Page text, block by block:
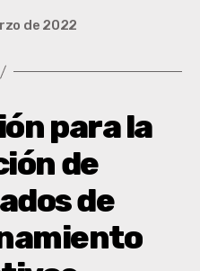
de 2022
para la
de
de